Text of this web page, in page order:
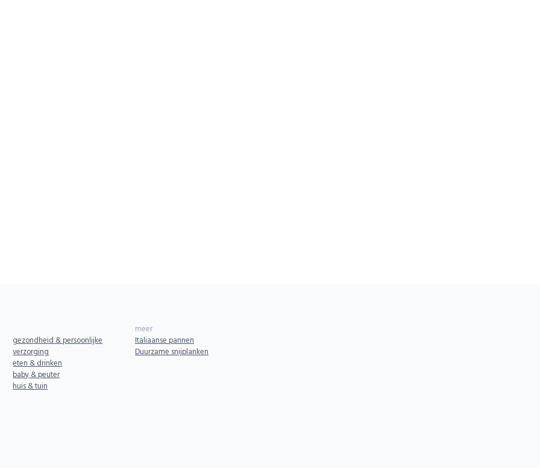
gezondheid & persoonlijke
verzorging
eten & drinken
baby & peuter
huis & tuin
meer
Italiaanse pannen
Duurzame snijplanken